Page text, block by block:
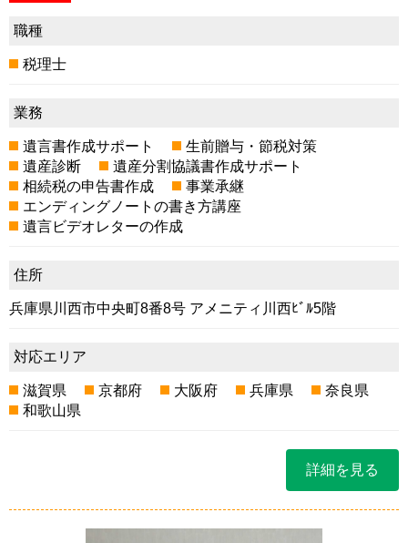
職種
税理士
業務
遺言書作成サポート
生前贈与・節税対策
遺産診断
遺産分割協議書作成サポート
相続税の申告書作成
事業承継
エンディングノートの書き方講座
遺言ビデオレターの作成
住所
兵庫県川西市中央町8番8号 アメニティ川西ﾋﾞﾙ5階
対応エリア
滋賀県 京都府 大阪府 兵庫県
奈良県
和歌山県
詳細を見る